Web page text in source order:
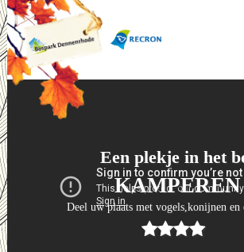
Een plekje in het
KAMPEREN
Deel uw plaats met vogels,konijnen en